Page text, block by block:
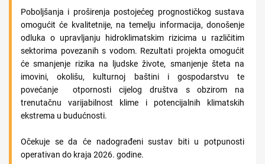
Poboljšanja i proširenja postojećeg prognostičkog sustava
omogućit će kvalitetnije, na temelju informacija, donošenje
odluka o upravljanju hidroklimatskim rizicima u različitim
sektorima povezanih s vodom. Rezultati projekta omogućit
će smanjenje rizika na ljudske živote, smanjenje šteta na
imovini, okolišu, kulturnoj baštini i gospodarstvu te
povećanje otpornosti cijelog društva s obzirom na
trenutačnu varijabilnost klime i potencijalnih klimatskih
ekstrema u budućnosti.
Očekuje se da će nadograđeni sustav biti u potpunosti
operativan do kraja 2026. godine.